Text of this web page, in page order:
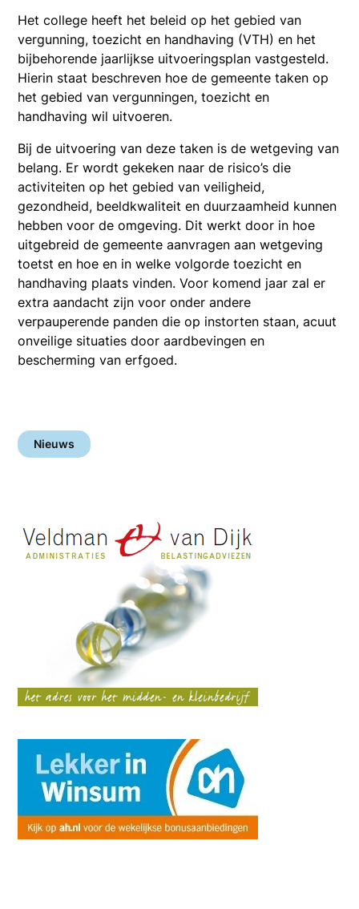
Het college heeft het beleid op het gebied van
vergunning, toezicht en handhaving (VTH) en het
bijbehorende jaarlijkse uitvoeringsplan vastgesteld.
Hierin staat beschreven hoe de gemeente taken op
het gebied van vergunningen, toezicht en
handhaving wil uitvoeren.
Bij de uitvoering van deze taken is de wetgeving van
belang. Er wordt gekeken naar de risico’s die
activiteiten op het gebied van veiligheid,
gezondheid, beeldkwaliteit en duurzaamheid kunnen
hebben voor de omgeving. Dit werkt door in hoe
uitgebreid de gemeente aanvragen aan wetgeving
toetst en hoe en in welke volgorde toezicht en
handhaving plaats vinden. Voor komend jaar zal er
extra aandacht zijn voor onder andere
verpauperende panden die op instorten staan, acuut
onveilige situaties door aardbevingen en
bescherming van erfgoed.
Nieuws